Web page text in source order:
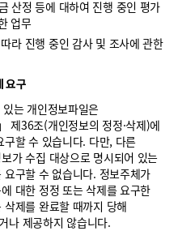
산정 등에 대하여 진행 중인 평가
업무
라 진행 중인 감사 및 조사에 관한
요구
는 개인정보파일은
제36조(개인정보의 정정·삭제)에
구할 수 있습니다. 다만, 다른
가 수집 대상으로 명시되어 있는
요구할 수 없습니다. 정보주체가
대한 정정 또는 삭제를 요구한
삭제를 완료할 때까지 당해
나 제공하지 않습니다.